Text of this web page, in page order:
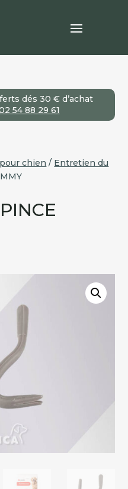
dés 30 € d’achat
54 88 29 61
chien / Entretien du